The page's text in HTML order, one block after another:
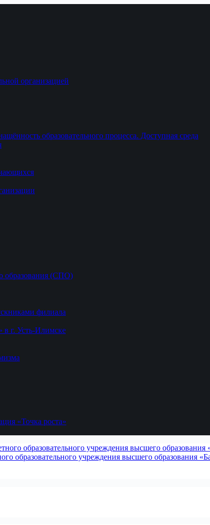
организацией
образовательного процесса. Доступная среда
образования (СПО)
филиала
г. Усть-Илимске
«Точка роста»
образовательного учреждения высшего образования